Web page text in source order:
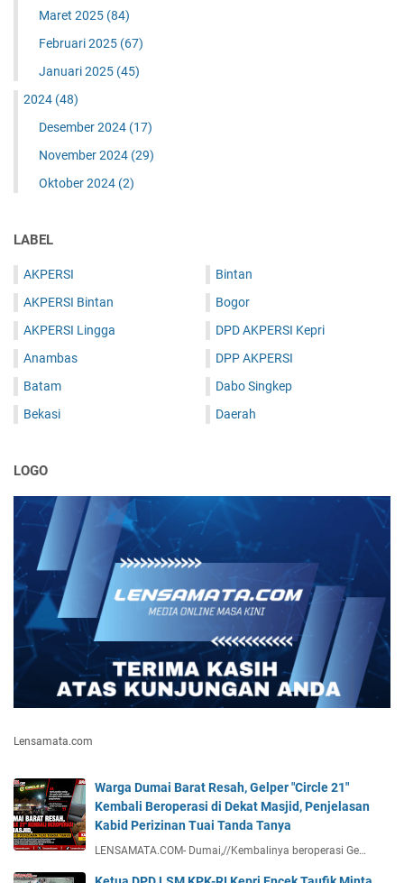
Maret 2025 (84)
Februari 2025 (67)
Januari 2025 (45)
2024 (48)
Desember 2024 (17)
November 2024 (29)
Oktober 2024 (2)
LABEL
AKPERSI
AKPERSI Bintan
AKPERSI Lingga
Anambas
Batam
Bekasi
Bintan
Bogor
DPD AKPERSI Kepri
DPP AKPERSI
Dabo Singkep
Daerah
LOGO
Lensamata.com
Warga Dumai Barat Resah, Gelper "Circle 21"
Kembali Beroperasi di Dekat Masjid, Penjelasan
Kabid Perizinan Tuai Tanda Tanya
LENSAMATA.COM- Dumai,//Kembalinya beroperasi Ge…